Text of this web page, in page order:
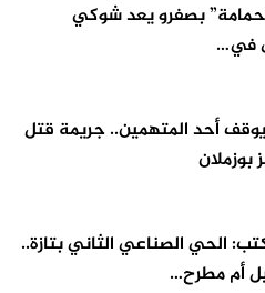
بصفرو يعد شوكي
في…
أحد المتهمين.. جريمة قتل
بوزملان
الحي الصناعي الثاني بتازة..
أم مطرح…